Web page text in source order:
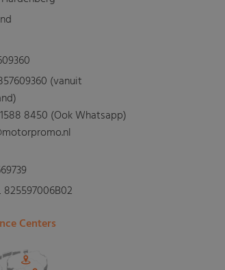
(vanuit
8450 (Ook Whatsapp)
Centers